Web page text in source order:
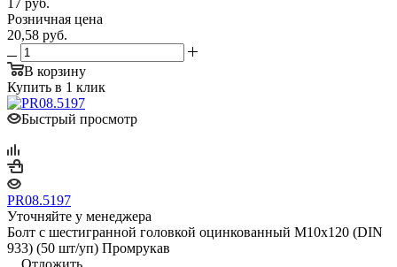
Розничная цена
20,58 руб.
В корзину
Купить в 1 клик
Быстрый просмотр
PR08.5197
Уточняйте у менеджера
Болт с шестигранной головкой оцинкованный М10х120 (DIN
933) (50 шт/уп) Промрукав
Отложить